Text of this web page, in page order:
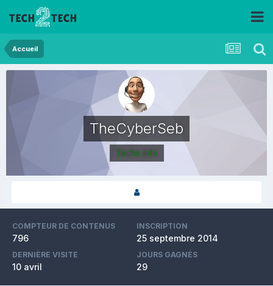
Accueil
TheCyberSeb
Techs info
COMPTEUR DE CONTENUS
796
INSCRIPTION
25 septembre 2014
DERNIÈRE VISITE
10 avril
JOURS GAGNÉS
29